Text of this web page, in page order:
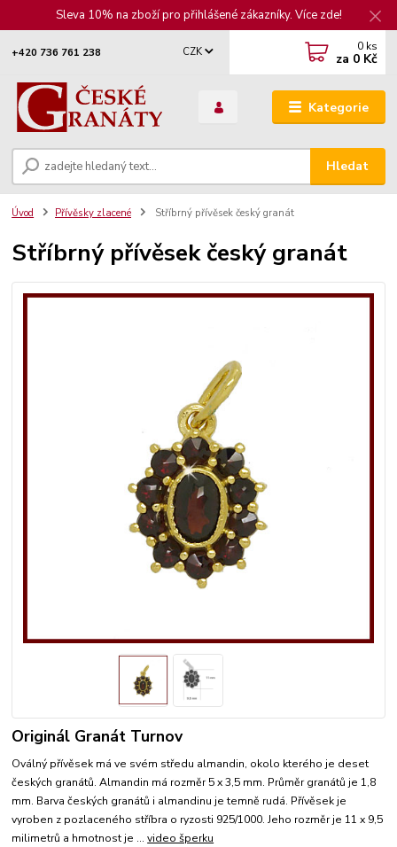
Sleva 10% na zboží pro přihlášené zákazníky. Více zde!
Kategorie
CZK
Hledat
+420 736 761 238 0 ks
za 0 Kč
Úvod Přívěsky zlacené Stříbrný přívěsek český granát
Stříbrný přívěsek český granát
Originál Granát Turnov
Oválný přívěsek má ve svém středu almandin, okolo kterého je deset
českých granátů. Almandin má rozměr 5 x 3,5 mm. Průměr granátů je 1,8
mm. Barva českých granátů i almandinu je temně rudá. Přívěsek je
vyroben z pozlaceného stříbra o ryzosti 925/1000. Jeho rozměr je 11 x 9,5
milimetrů a hmotnost je ...video šperku